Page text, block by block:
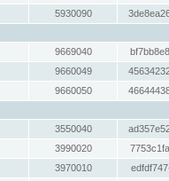
5930090
9669040
9660049
9660050
3550040
3990020
3970010